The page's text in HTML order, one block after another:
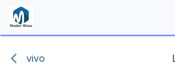
Ir al contenido
vivo